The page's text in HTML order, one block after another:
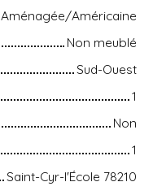
Aménagée/Américaine
Non meublé
Sud-Ouest
1
Non
1
Saint-Cyr-l'École 78210